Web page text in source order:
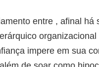
entre , afinal há
impere em sua